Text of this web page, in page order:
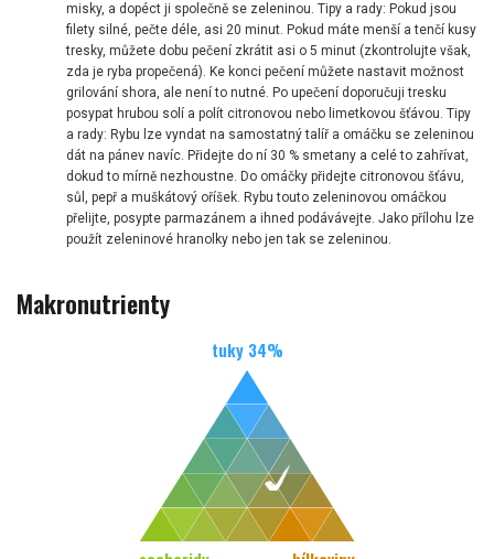
misky, a dopéct ji společně se zeleninou. Tipy a rady: Pokud jsou
filety silné, pečte déle, asi 20 minut. Pokud máte menší a tenčí kusy
tresky, můžete dobu pečení zkrátit asi o 5 minut (zkontrolujte však,
zda je ryba propečená). Ke konci pečení můžete nastavit možnost
grilování shora, ale není to nutné. Po upečení doporučuji tresku
posypat hrubou solí a polít citronovou nebo limetkovou šťávou. Tipy
a rady: Rybu lze vyndat na samostatný talíř a omáčku se zeleninou
dát na pánev navíc. Přidejte do ní 30 % smetany a celé to zahřívat,
dokud to mírně nezhoustne. Do omáčky přidejte citronovou šťávu,
sůl, pepř a muškátový oříšek. Rybu touto zeleninovou omáčkou
přelijte, posypte parmazánem a ihned podávávejte. Jako přílohu lze
použít zeleninové hranolky nebo jen tak se zeleninou.
Makronutrienty
tuky 34%